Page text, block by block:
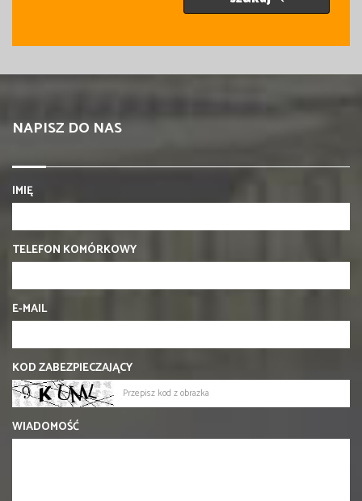
NAPISZ DO NAS
IMIĘ
TELEFON KOMÓRKOWY
E-MAIL
KOD ZABEZPIECZAJĄCY
WIADOMOŚĆ